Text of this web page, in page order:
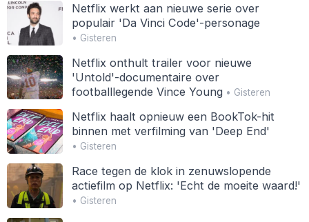
Netflix werkt aan nieuwe serie over
populair 'Da Vinci Code'-personage
• Gisteren
Netflix onthult trailer voor nieuwe
'Untold'-documentaire over
footballlegende Vince Young• Gisteren
Netflix haalt opnieuw een BookTok-hit
binnen met verfilming van 'Deep End'
• Gisteren
Race tegen de klok in zenuwslopende
actiefilm op Netflix: 'Echt de moeite waard!'
• Gisteren